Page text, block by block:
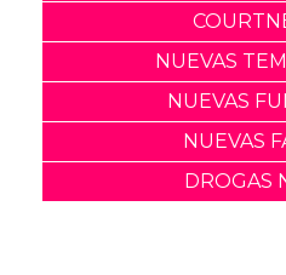
NUEVAS
NUEVAS
NUEVAS
DROGAS